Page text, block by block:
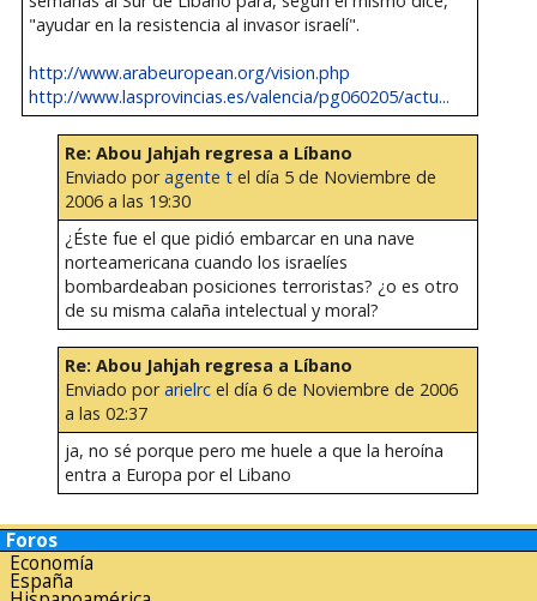
"ayudar en la resistencia al invasor israelí".
http://www.arabeuropean.org/vision.php
http://www.lasprovincias.es/valencia/pg060205/actu...
Re: Abou Jahjah regresa a Líbano
Enviado poragente tel día 5 de Noviembre de
2006 a las 19:30
¿Éste fue el que pidió embarcar en una nave
norteamericana cuando los israelíes
bombardeaban posiciones terroristas? ¿o es otro
de su misma calaña intelectual y moral?
Re: Abou Jahjah regresa a Líbano
Enviado porarielrcel día 6 de Noviembre de 2006
a las 02:37
ja, no sé porque pero me huele a que la heroína
entra a Europa por el Libano
Foros
Economía
España